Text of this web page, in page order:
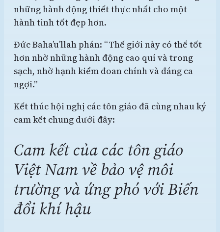
những hành động thiết thực nhất cho một
hành tinh tốt đẹp hơn.
Đức Baha’u’llah phán: “Thế giới này có thể tốt
hơn nhờ những hành động cao quí và trong
sạch, nhờ hạnh kiểm đoan chính và đáng ca
ngợi.”
Kết thúc hội nghị các tôn giáo đã cùng nhau ký
cam kết chung dưới đây:
Cam kết của các tôn giáo
Việt Nam về bảo vệ môi
trường và ứng phó với Biến
đổi khí hậu